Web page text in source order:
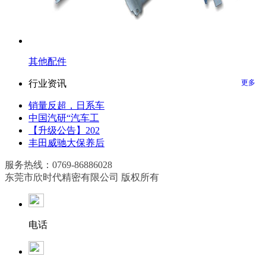
其他配件
行业资讯 更多
销量反超，日系车
中国汽研“汽车工
【升级公告】202
丰田威驰大保养后
服务热线：0769-86886028
东莞市欣时代精密有限公司 版权所有
电话